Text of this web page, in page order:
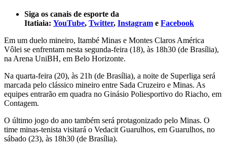
Siga os canais de esporte da
Itatiaia: YouTube, Twitter, Instagram e Facebook
Em um duelo mineiro, Itambé Minas e Montes Claros América
Vôlei se enfrentam nesta segunda-feira (18), às 18h30 (de Brasília),
na Arena UniBH, em Belo Horizonte.
Na quarta-feira (20), às 21h (de Brasília), a noite de Superliga será
marcada pelo clássico mineiro entre Sada Cruzeiro e Minas. As
equipes entrarão em quadra no Ginásio Poliesportivo do Riacho, em
Contagem.
O último jogo do ano também será protagonizado pelo Minas. O
time minas-tenista visitará o Vedacit Guarulhos, em Guarulhos, no
sábado (23), às 18h30 (de Brasília).